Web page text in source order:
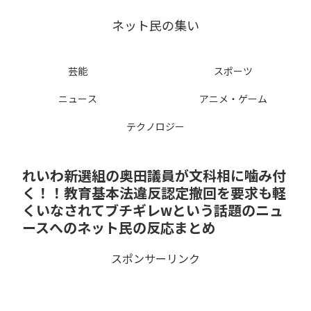
ネット民の集い
芸能
スポーツ
ニュース
アニメ・ゲーム
テクノロジー
れいわ新選組の奥田議員が文科相に噛み付
く！！教育基本法違反認定撤回を要求も軽
くいなされてブチギレwという話題のニュ
ースへのネット民の反応まとめ
スポンサーリンク